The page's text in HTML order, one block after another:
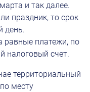
и так далее.
праздник, то срок
день.
равные платежи, по
налоговый счет.
территориальный
месту